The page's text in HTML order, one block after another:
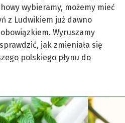
wybieramy, możemy mieć
z Ludwikiem już dawno
Wyruszamy
jak zmieniała się
polskiego płynu do